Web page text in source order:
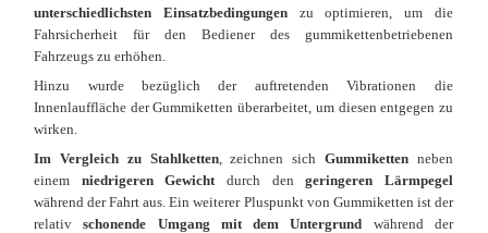
unterschiedlichsten Einsatzbedingungenzu optimieren, um die
Fahrsicherheit für den Bediener des gummikettenbetriebenen
Fahrzeugs zu erhöhen.
Hinzu wurde bezüglich der auftretenden Vibrationen die
Innenlauffläche der Gummiketten überarbeitet, um diesen entgegen zu
wirken.
Im Vergleich zu Stahlketten, zeichnen sichGummiketten neben
einem niedrigeren Gewichtdurch dengeringeren Lärmpegel
während der Fahrt aus. Ein weiterer Pluspunkt von Gummiketten ist der
relativschonende Umgang mit dem Untergrund während der